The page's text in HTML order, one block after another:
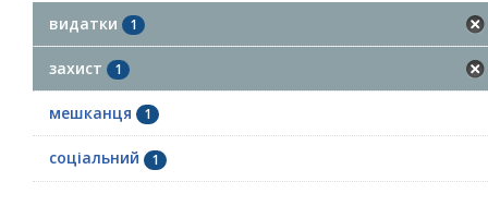
видатки 1
захист 1
мешканця 1
соціальний 1